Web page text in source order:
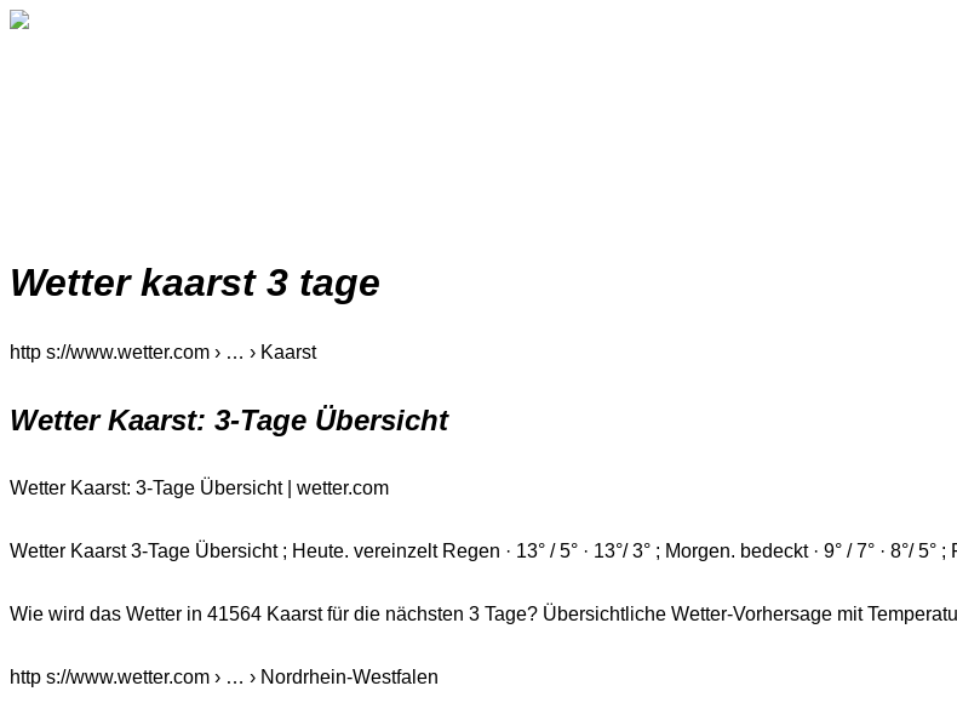
Wetter kaarst 3 tage
http s://www.wetter.com › … › Kaarst
Wetter Kaarst: 3-Tage Übersicht
Wetter Kaarst: 3-Tage Übersicht | wetter.com
Wetter Kaarst 3-Tage Übersicht ; Heute. vereinzelt Regen · 13° / 5° · 13°/ 3° ; Morgen. bedeckt · 9° / 7° · 8°/ 5° ;
Wie wird das Wetter in 41564 Kaarst für die nächsten 3 Tage? Übersichtliche Wetter-Vorhersage mit
http s://www.wetter.com › … › Nordrhein-Westfalen